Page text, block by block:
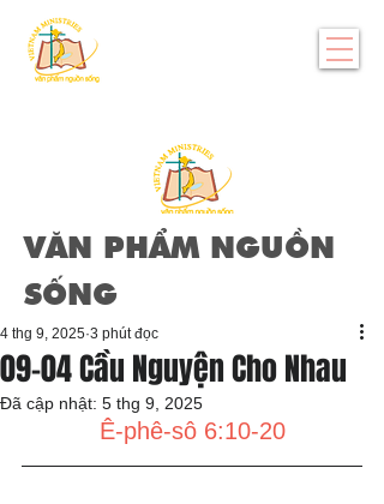
VĂN PHẨM NGUỒN
SỐNG
09-04 Cầu Nguyện Cho Nhau
4 thg 9, 2025 3 phút đọc
Đã cập nhật: 5 thg 9, 2025
Ê-phê-sô 6:10-20